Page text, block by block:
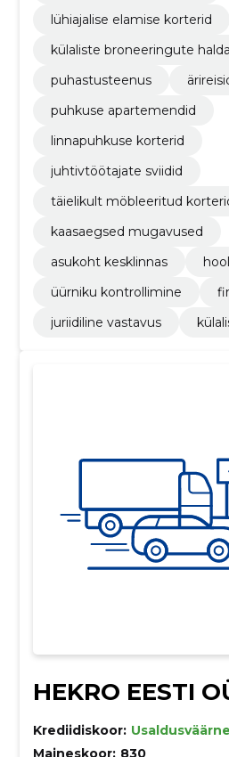
lühiajalise elamise korterid
külaliste broneeringute
puhastusteenus
puhkuse apartemendid
linnapuhkuse korterid
juhtivtöötajate sviidid
täielikult möbleeritud
kaasaegsed mugavused
asukoht kesklinnas
üürniku kontrollimine
juriidiline vastavus
HEKRO EESTI
Krediidiskoor: Usaldusväärne
Maineskoor: 830